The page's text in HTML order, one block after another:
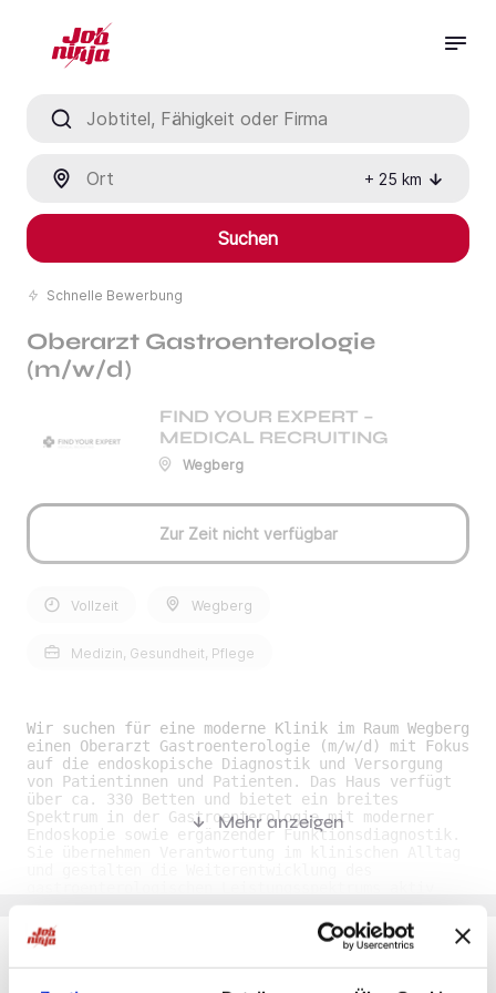
+ 25 km
Suchen
Schnelle Bewerbung
Oberarzt Gastroenterologie
(m/w/d)
FIND YOUR EXPERT –
MEDICAL RECRUITING
Wegberg
Zur Zeit nicht verfügbar
Vollzeit Wegberg
Medizin, Gesundheit, Pflege
Wir suchen für eine moderne Klinik im Raum Wegberg
einen Oberarzt Gastroenterologie (m/w/d) mit Fokus
auf die endoskopische Diagnostik und Versorgung
von Patientinnen und Patienten. Das Haus verfügt
über ca. 330 Betten und bietet ein breites
Spektrum in der Gastroenterologie mit moderner
Endoskopie sowie ergänzender Funktionsdiagnostik.
mit. Ihre Benefits• Moderne Ausstattung: Sie
arbeiten in einer zeitgemäßen Infrastruktur mit
digital unterstützten Prozessen und gut
Mehr anzeigen